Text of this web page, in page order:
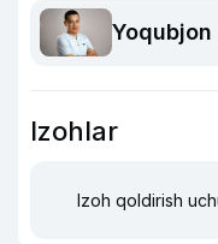
Izohlar
Izoh qoldirish